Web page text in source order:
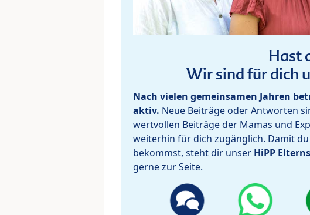
Hast
Wir sind für dich
Nach vielen gemeinsamen Jahren
aktiv. Neue Beiträge oder Antworten
wertvollen Beiträge der Mamas und
weiterhin für dich zugänglich. Damit
bekommst, steht dir unser HiPP
gerne zur Seite.